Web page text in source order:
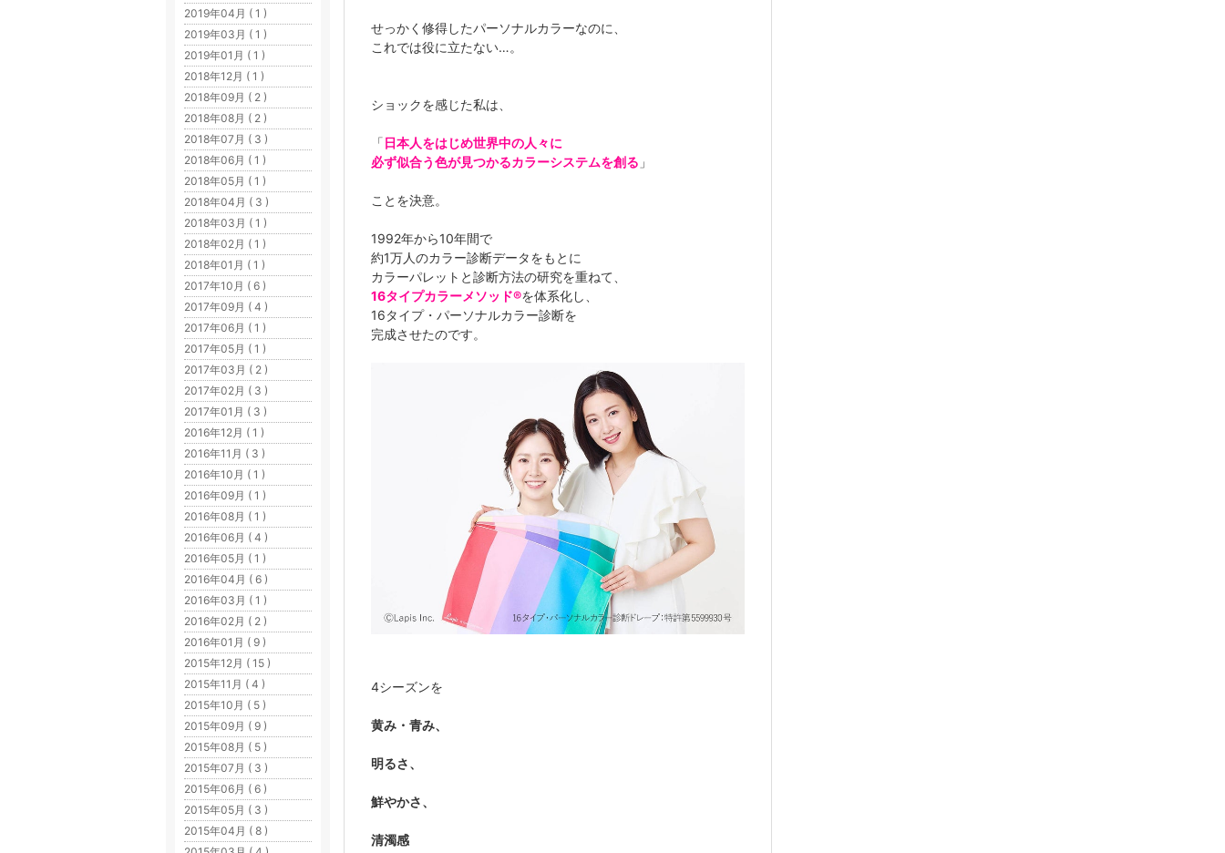
せっかく修得したパーソナルカラーなのに、
これでは役に立たない…。
ショックを感じた私は、
「日本人をはじめ世界中の人々に
必ず似合う色が見つかるカラーシステムを創る 」
ことを決意。
1992年から10年間で
約1万人のカラー診断データをもとに
カラーパレットと診断方法の研究を重ねて、
16タイプカラーメソッド®を体系化し、
16タイプ・パーソナルカラー診断を
完成させたのです。
4シーズンを
黄み・青み、
明るさ、
鮮やかさ、
清濁感
2019年04月 ( 1 )
2019年03月 ( 1 )
2019年01月 ( 1 )
2018年12月 ( 1 )
2018年09月 ( 2 )
2018年08月 ( 2 )
2018年07月 ( 3 )
2018年06月 ( 1 )
2018年05月 ( 1 )
2018年04月 ( 3 )
2018年03月 ( 1 )
2018年02月 ( 1 )
2018年01月 ( 1 )
2017年10月 ( 6 )
2017年09月 ( 4 )
2017年06月 ( 1 )
2017年05月 ( 1 )
2017年03月 ( 2 )
2017年02月 ( 3 )
2017年01月 ( 3 )
2016年12月 ( 1 )
2016年11月 ( 3 )
2016年10月 ( 1 )
2016年09月 ( 1 )
2016年08月 ( 1 )
2016年06月 ( 4 )
2016年05月 ( 1 )
2016年04月 ( 6 )
2016年03月 ( 1 )
2016年02月 ( 2 )
2016年01月 ( 9 )
2015年12月 ( 15 )
2015年11月 ( 4 )
2015年10月 ( 5 )
2015年09月 ( 9 )
2015年08月 ( 5 )
2015年07月 ( 3 )
2015年06月 ( 6 )
2015年05月 ( 3 )
2015年04月 ( 8 )